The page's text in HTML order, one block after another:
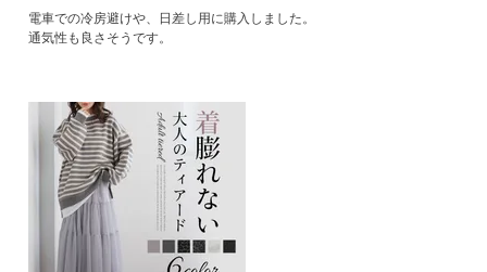
電車での冷房避けや、日差し用に購入しました。
通気性も良さそうです。